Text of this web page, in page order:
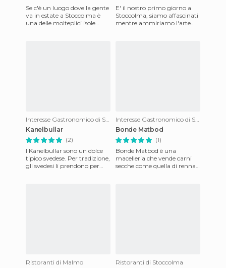
Se c'è un luogo dove la gente
va in estate a Stoccolma è
una delle molteplici isole
E' il nostro primo giorno a
Stoccolma, siamo affascinati
mentre ammiriamo l'arte
Interesse Gastronomico di Stoccolma
Kanelbullar
(2)
I Kanelbullar sono un dolce
tipico svedese. Per tradizione,
gli svedesi li prendono per
Interesse Gastronomico di Stoccolma
Bonde Matbod
(1)
Bonde Matbod è una
macelleria che vende carni
secche come quella di renna e
Ristoranti di Malmo
Ristoranti di Stoccolma